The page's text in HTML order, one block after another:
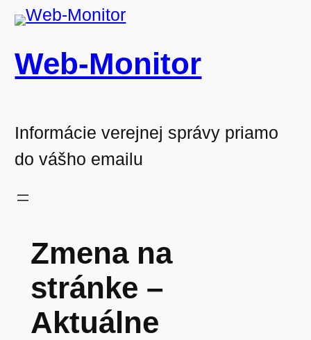
Prejsť
obsah
Web-Monitor
Informácie verejnej správy priamo
do vášho emailu
Zmena na
stránke –
Aktuálne